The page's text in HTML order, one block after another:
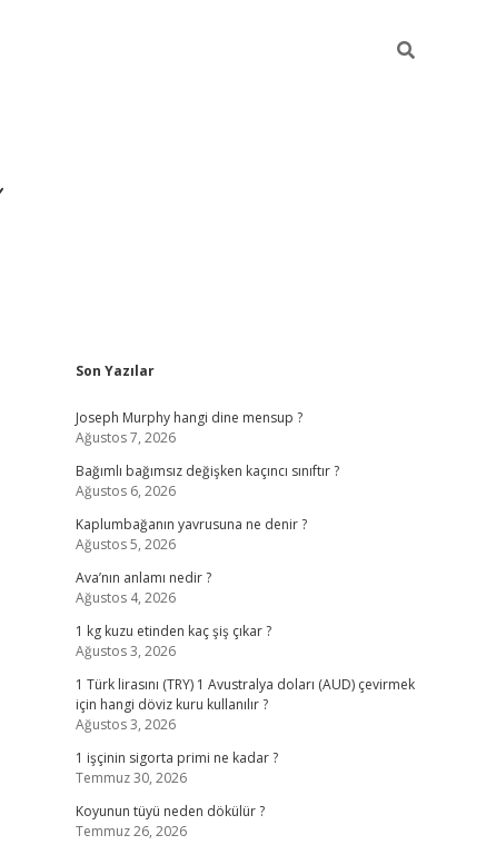
Sidebar
Son Yazılar
Joseph Murphy hangi dine mensup ?
Ağustos 7, 2026
Bağımlı bağımsız değişken kaçıncı sınıftır ?
Ağustos 6, 2026
Kaplumbağanın yavrusuna ne denir ?
Ağustos 5, 2026
Ava’nın anlamı nedir ?
Ağustos 4, 2026
1 kg kuzu etinden kaç şiş çıkar ?
Ağustos 3, 2026
1 Türk lirasını (TRY) 1 Avustralya doları (AUD) çevirmek
için hangi döviz kuru kullanılır ?
Ağustos 3, 2026
1 işçinin sigorta primi ne kadar ?
Temmuz 30, 2026
Koyunun tüyü neden dökülür ?
Temmuz 26, 2026